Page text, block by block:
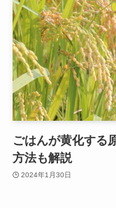
ごはんが黄化する
方法も解説
2024年1月30日